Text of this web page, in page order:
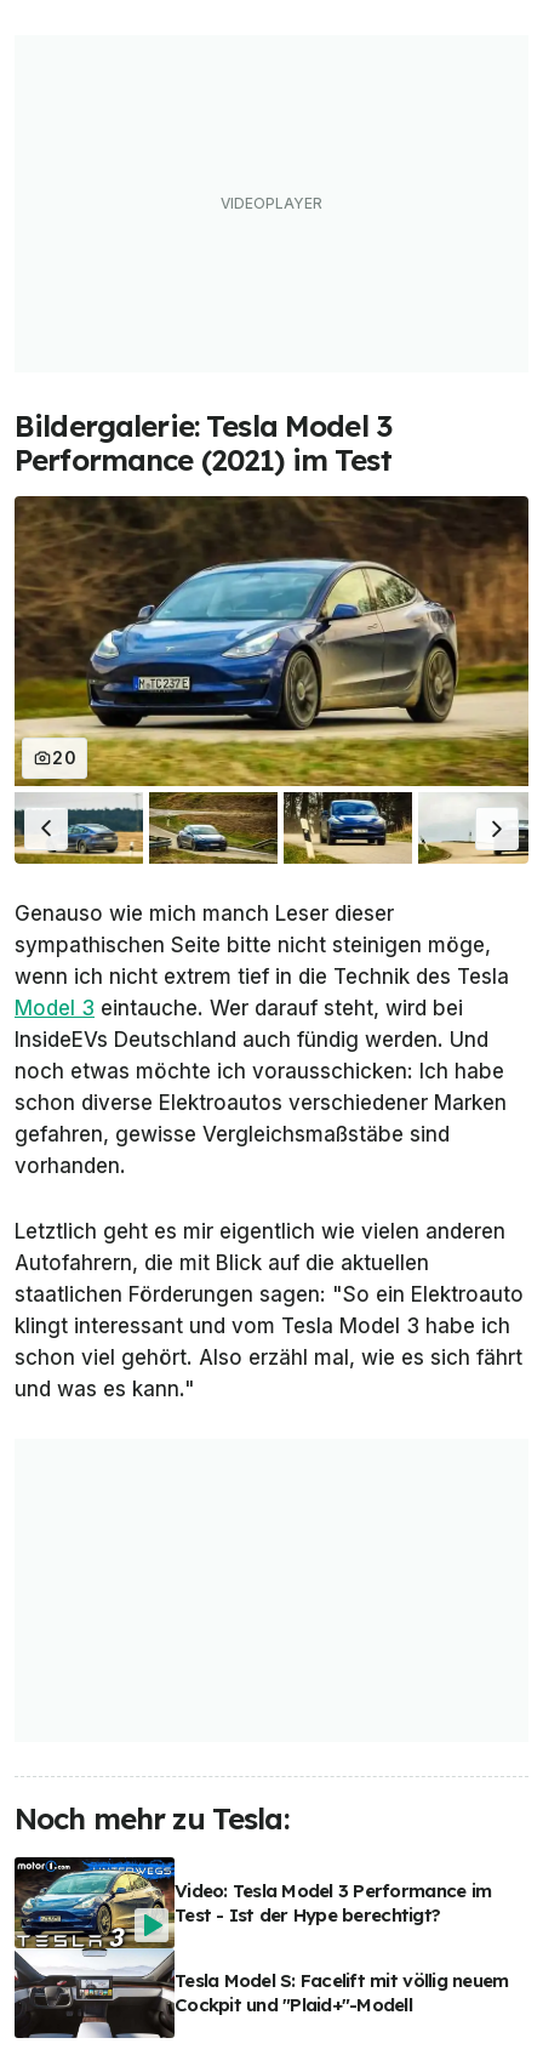
Bildergalerie: Tesla Model 3
Performance (2021) im Test
20
Genauso wie mich manch Leser dieser
sympathischen Seite bitte nicht steinigen möge,
wenn ich nicht extrem tief in die Technik des Tesla
Model 3 eintauche. Wer darauf steht, wird bei
InsideEVs Deutschland auch fündig werden. Und
noch etwas möchte ich vorausschicken: Ich habe
schon diverse Elektroautos verschiedener Marken
gefahren, gewisse Vergleichsmaßstäbe sind
vorhanden.
Letztlich geht es mir eigentlich wie vielen anderen
Autofahrern, die mit Blick auf die aktuellen
staatlichen Förderungen sagen: "So ein Elektroauto
klingt interessant und vom Tesla Model 3 habe ich
schon viel gehört. Also erzähl mal, wie es sich fährt
und was es kann."
Noch mehr zu Tesla:
Video: Tesla Model 3 Performance im
Test - Ist der Hype berechtigt?
Tesla Model S: Facelift mit völlig neuem
Cockpit und "Plaid+"-Modell